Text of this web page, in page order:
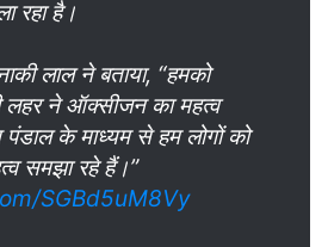
रहा है।
लाल ने बताया, “हमको
लहर ने ऑक्सीजन का महत्व
के माध्यम से हम लोगों को
समझा रहे हैं।”
SGBd5uM8Vy